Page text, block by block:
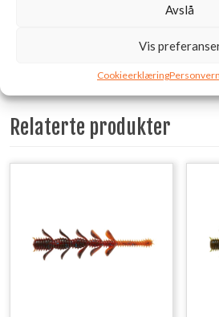
Avslå
Vis
Cookieerklæring
6.2:1/110cm
Relaterte produkter